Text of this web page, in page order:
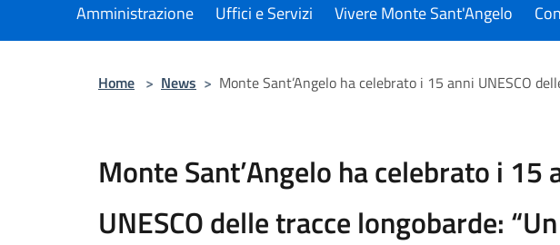
Amministrazione Uffici e Servizi Vivere Monte Sant'Angelo
Home > News > Monte Sant’Angelo ha celebrato i 15 anni UNESCO
Monte Sant’Angelo ha celebrato i 15
UNESCO delle tracce longobarde: “Un